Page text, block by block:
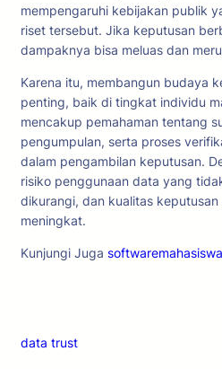
mempengaruhi kebijakan publik
riset tersebut. Jika keputusan
dampaknya bisa meluas dan
Karena itu, membangun budaya
penting, baik di tingkat individu
mencakup pemahaman tentang
pengumpulan, serta proses
dalam pengambilan keputusan.
risiko penggunaan data yang
dikurangi, dan kualitas
meningkat.
Kunjungi Juga
data trust